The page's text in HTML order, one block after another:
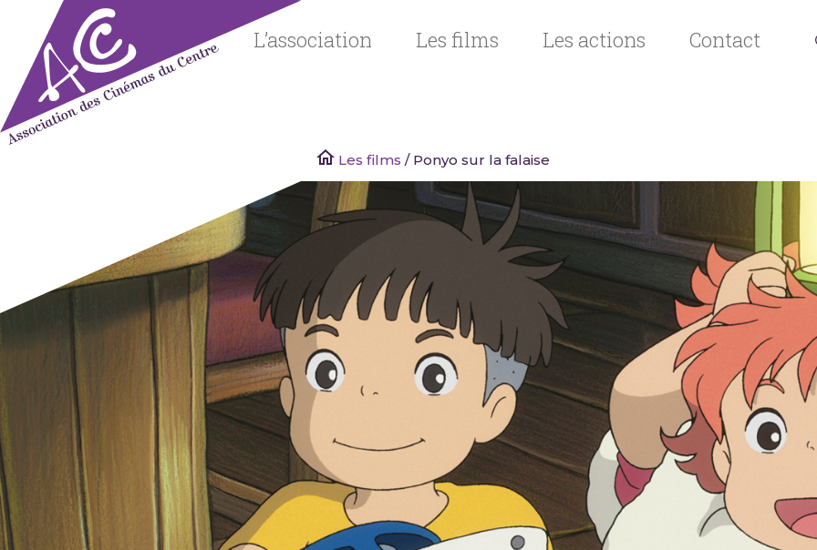
content
Association
des
Cinémas
du Centre
L’association Les films Les actions Contact
Les films / Ponyo sur la falaise